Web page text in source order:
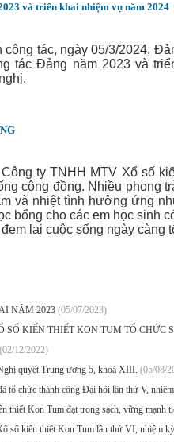
và triển khai nhiệm vụ năm 2024
tác, ngày 05/3/2024,
tác Đảng năm 2023 và
ty TNHH MTV Xổ số
cộng đồng. Nhiều phong
và nhiệt tình hưởng ứng
bổng cho các em học sinh
đem lại cuộc sống ngày càng
NĂM 2023 (05/07/2023)
SỐ KIẾN THIẾT KON TUM TỔ
(02/12/2022)
quyết Trung ương 5, khoá XIII. (05/08/
tổ chức thành công Đại hội lần thứ V,
Kon Tum đạt trong sạch, vững mạnh
kiến thiết Kon Tum lần thứ VI, nhiệm